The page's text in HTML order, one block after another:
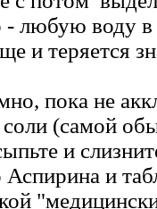
- любую воду
и теряется
пока не
(самой
и
и